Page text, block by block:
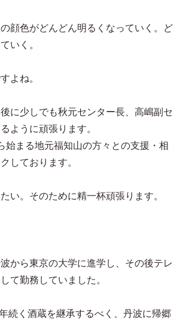
顔色がどんどん明るくなっていく。ど
いく。
よね。
に少しでも秋元センター長、高嶋副セ
ように頑張ります。
始まる地元福知山の方々との支援・相
しております。
い。そのために精一杯頑張ります。
から東京の大学に進学し、その後テレ
て勤務していました。
続く酒蔵を継承するべく、丹波に帰郷